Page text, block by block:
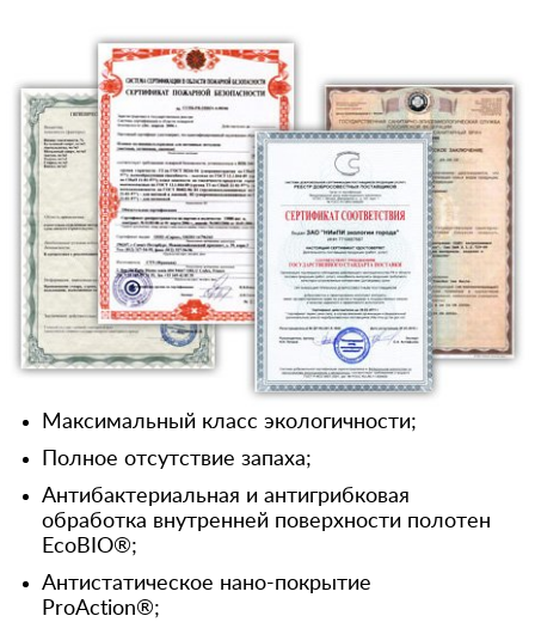
Максимальный класс экологичности;
Полное отсутствие запаха;
Антибактериальная и антигрибковая
обработка внутренней поверхности полотен
EcoBIO®;
Антистатическое нано-покрытие
ProAction®;